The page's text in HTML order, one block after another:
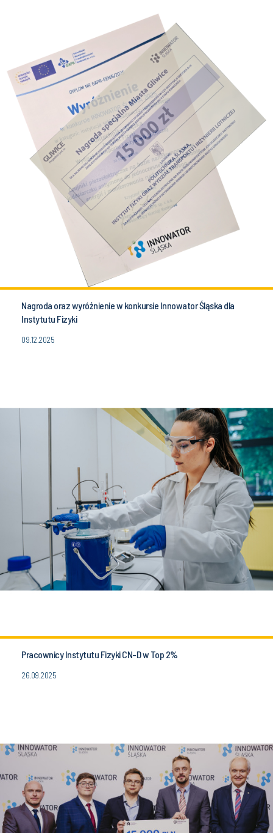
Nagroda oraz wyróżnienie w konkursie Innowator Śląska dla
Instytutu Fizyki
09.12.2025
Pracownicy Instytutu Fizyki CN-D w Top 2%
26.09.2025